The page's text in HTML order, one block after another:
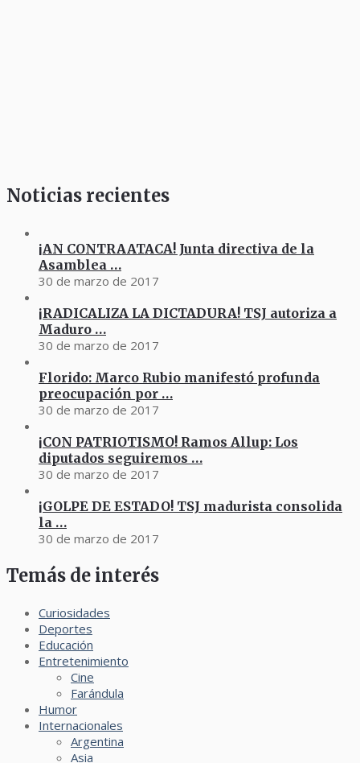
Noticias recientes
¡AN CONTRAATACA! Junta directiva de la
Asamblea …
30 de marzo de 2017
¡RADICALIZA LA DICTADURA! TSJ autoriza a
Maduro …
30 de marzo de 2017
Florido: Marco Rubio manifestó profunda
preocupación por …
30 de marzo de 2017
¡CON PATRIOTISMO! Ramos Allup: Los
diputados seguiremos …
30 de marzo de 2017
¡GOLPE DE ESTADO! TSJ madurista consolida
la …
30 de marzo de 2017
Temás de interés
Curiosidades
Deportes
Educación
Entretenimiento
Cine
Farándula
Humor
Internacionales
Argentina
Asia